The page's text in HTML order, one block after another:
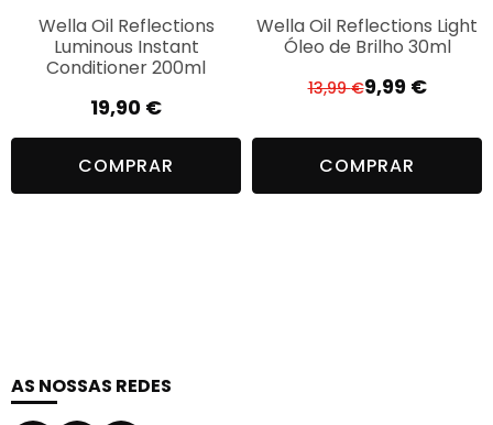
Wella Oil Reflections
Luminous Instant
Conditioner 200ml
19,90 €
COMPRAR
Wella Oil Reflections Light
Óleo de Brilho 30ml
13,99€O
era:
9,99 €
O
é:
COMPRAR
AS NOSSAS REDES